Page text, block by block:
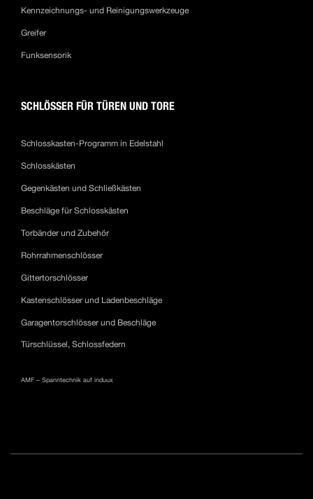
Kennzeichnungs- und Reinigungswerkzeuge
Greifer
Funksensorik
SCHLÖSSER FÜR TÜREN UND TORE
Schlosskasten-Programm in Edelstahl
Schlosskästen
Gegenkästen und Schließkästen
Beschläge für Schlosskästen
Torbänder und Zubehör
Rohrrahmenschlösser
Gittertorschlösser
Kastenschlösser und Ladenbeschläge
Garagentorschlösser und Beschläge
Türschlüssel, Schlossfedern
AMF – Spanntechnik auf induux